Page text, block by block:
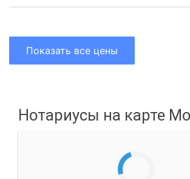
Показать все цены
Нотариусы на карте